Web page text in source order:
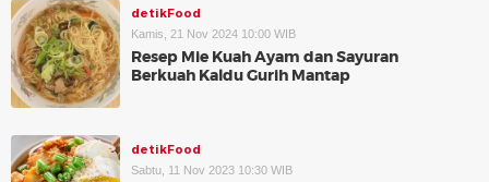
detikFood
Kamis, 21 Nov 2024 10:00 WIB
Resep Mie Kuah Ayam dan Sayuran
Berkuah Kaldu Gurih Mantap
detikFood
Sabtu, 11 Nov 2023 10:30 WIB